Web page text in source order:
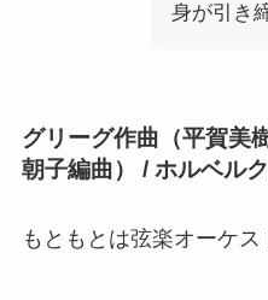
身が引き
グリーグ作曲（平賀美
朝子編曲） / ホルベル
もともとは弦楽オーケス